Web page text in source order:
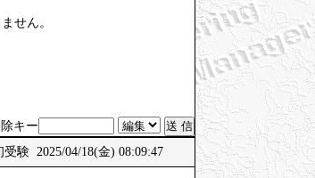
せん。
キー
受験 2025/04/18(金) 08:09:47